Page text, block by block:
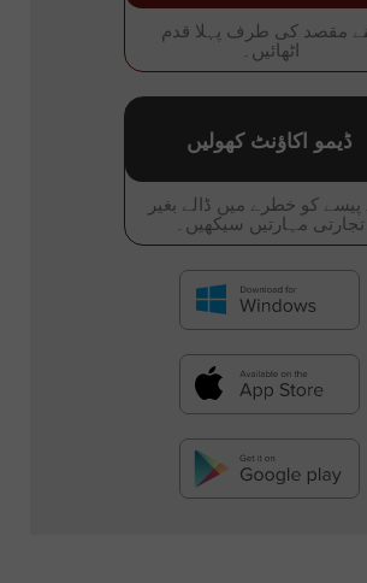
مقصد کی طرف پہلا قدم
اٹھائیں۔
پیسے کو خطرے میں ڈالے بغیر
تجارتی مہارتیں سیکھیں۔
ڈیمو اکاؤنٹ کھولیں